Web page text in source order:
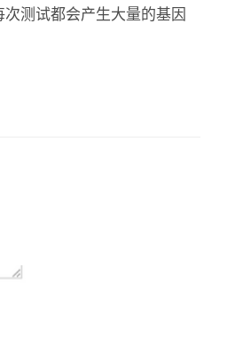
测试都会产生大量的基因